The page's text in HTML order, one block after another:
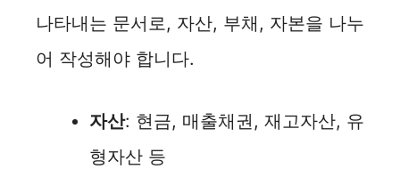
나타내는 문서로, 자산, 부채, 자본을 나누
어 작성해야 합니다.
자산: 현금, 매출채권, 재고자산, 유
형자산 등